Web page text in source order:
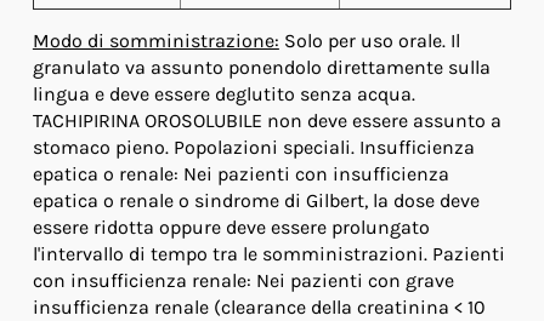
Modo di somministrazione: Solo per uso orale. Il
granulato va assunto ponendolo direttamente sulla
lingua e deve essere deglutito senza acqua.
TACHIPIRINA OROSOLUBILE non deve essere assunto a
stomaco pieno. Popolazioni speciali. Insufficienza
epatica o renale: Nei pazienti con insufficienza
epatica o renale o sindrome di Gilbert, la dose deve
essere ridotta oppure deve essere prolungato
l'intervallo di tempo tra le somministrazioni. Pazienti
con insufficienza renale: Nei pazienti con grave
insufficienza renale (clearance della creatinina < 10